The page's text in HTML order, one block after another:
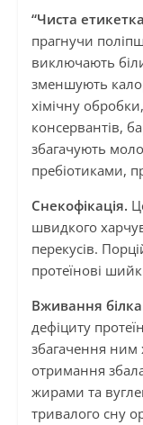
“Чиста
прагнучи
виключають
зменшують
хімічну
консервантів,
збагачують
пребіотиками,
Снекофікація.
швидкого
перекусів.
протеїнові
Вживання
дефіциту
збагачення ним
отримання
жирами та
тривалого сну